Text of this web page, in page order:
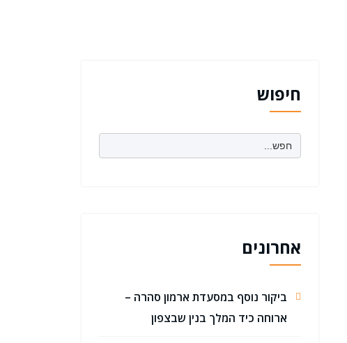
חיפוש
Search
for:
אחרונים
ביקור נוסף במסעדת ארמון סהרה –
ארוחה כיד המלך בנין שבצפון